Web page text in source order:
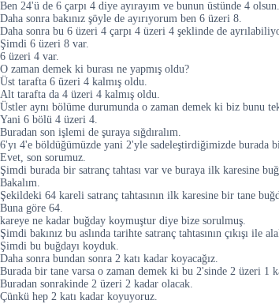
Ben 24'ü de 6 çarpı 4 diye ayırayım ve bunun üstünde 4 olsun.
Daha sonra bakınız şöyle de ayırıyorum ben 6 üzeri 8.
Daha sonra bu 6 üzeri 4 çarpı 4 üzeri 4 şeklinde de
Şimdi 6 üzeri 8 var.
6 üzeri 4 var.
O zaman demek ki burası ne yapmış oldu?
Üst tarafta 6 üzeri 4 kalmış oldu.
Alt tarafta da 4 üzeri 4 kalmış oldu.
Üstler aynı bölüme durumunda o zaman demek ki biz bunu
Yani 6 bölü 4 üzeri 4.
Buradan son işlemi de şuraya sığdıralım.
6'yı 4'e böldüğümüzde yani 2'yle sadeleştirdiğimizde burada
Evet, son sorumuz.
Şimdi burada bir satranç tahtası var ve buraya ilk karesine
Bakalım.
Şekildeki 64 kareli satranç tahtasının ilk karesine bir tane
Buna göre 64.
kareye ne kadar buğday koymuştur diye bize sorulmuş.
Şimdi bakınız bu aslında tarihte satranç tahtasının çıkışı ile
Şimdi bu buğdayı koyduk.
Daha sonra bundan sonra 2 katı kadar koyacağız.
Burada bir tane varsa o zaman demek ki bu 2'sinde 2 üzeri 1
Buradan sonrakinde 2 üzeri 2 kadar olacak.
Çünkü hep 2 katı kadar koyuyoruz.